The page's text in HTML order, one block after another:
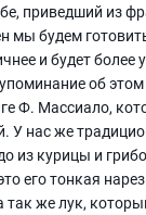
приведший из
мы будем
и будет более
об
Ф. Массиало,
У нас же
из курицы и
его тонкая
же лук,